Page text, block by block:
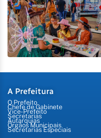
A Prefeitura
O Prefeito
Chefe de Gabinete
Vice-Prefeito
Secretarias
Autarquias
Órgãos Municipais
Secretarias Especiais